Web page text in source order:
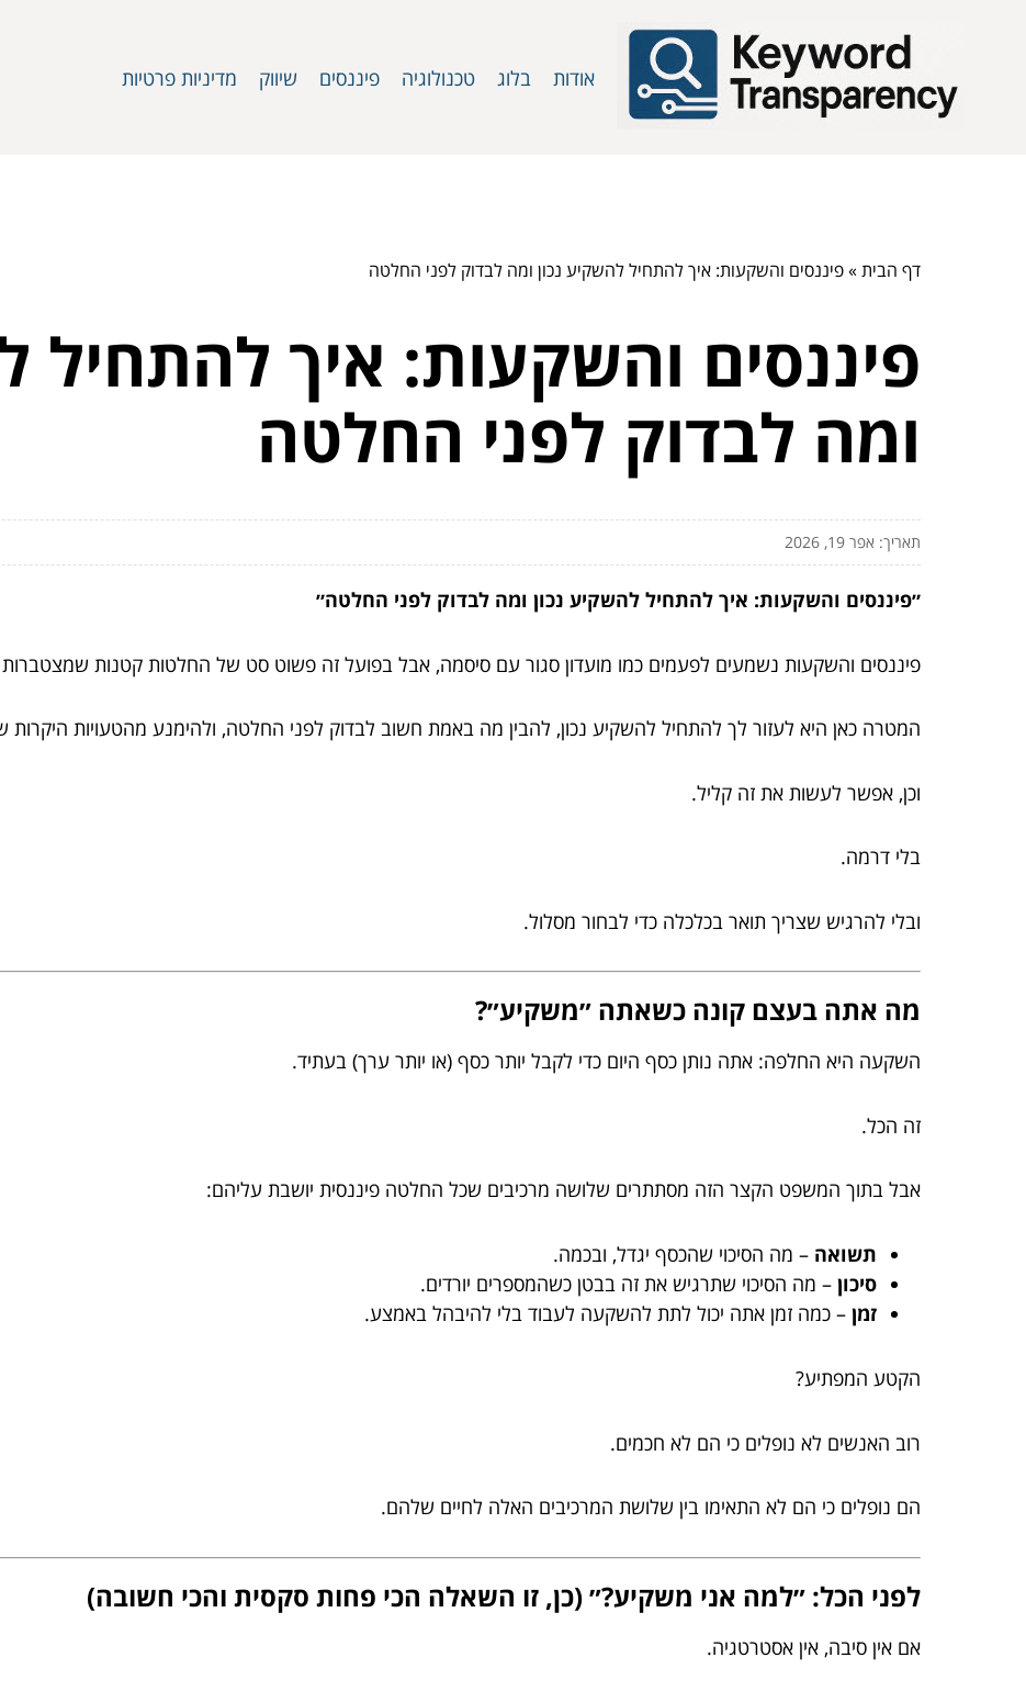
אודות בלוג טכנולוגיה פיננסים שיווק מדיניות פרטיות
דף הבית»פיננסים והשקעות: איך להתחיל להשקיע נכון ומה לבדוק לפני החלטה
פיננסים והשקעות: איך להתחיל
ומה לבדוק לפני החלטה
תאריך: אפר 19, 2026
״פיננסים והשקעות: איך להתחיל להשקיע נכון ומה לבדוק לפני החלטה״
פיננסים והשקעות נשמעים לפעמים כמו מועדון סגור עם סיסמה, אבל בפועל זה פשוט סט של החלטות קטנות שמצטברות
המטרה כאן היא לעזור לך להתחיל להשקיע נכון, להבין מה באמת חשוב לבדוק לפני החלטה, ולהימנע מהטעויות היקרות
וכן, אפשר לעשות את זה קליל.
בלי דרמה.
ובלי להרגיש שצריך תואר בכלכלה כדי לבחור מסלול.
מה אתה בעצם קונה כשאתה ״משקיע״?
השקעה היא החלפה: אתה נותן כסף היום כדי לקבל יותר כסף (או יותר ערך) בעתיד.
זה הכל.
אבל בתוך המשפט הקצר הזה מסתתרים שלושה מרכיבים שכל החלטה פיננסית יושבת עליהם:
תשואה – מה הסיכוי שהכסף יגדל, ובכמה.
סיכון – מה הסיכוי שתרגיש את זה בבטן כשהמספרים יורדים.
זמן – כמה זמן אתה יכול לתת להשקעה לעבוד בלי להיבהל באמצע.
הקטע המפתיע?
רוב האנשים לא נופלים כי הם לא חכמים.
הם נופלים כי הם לא התאימו בין שלושת המרכיבים האלה לחיים שלהם.
לפני הכל: ״למה אני משקיע?״ (כן, זו השאלה הכי פחות סקסית והכי חשובה)
אם אין סיבה, אין אסטרטגיה.